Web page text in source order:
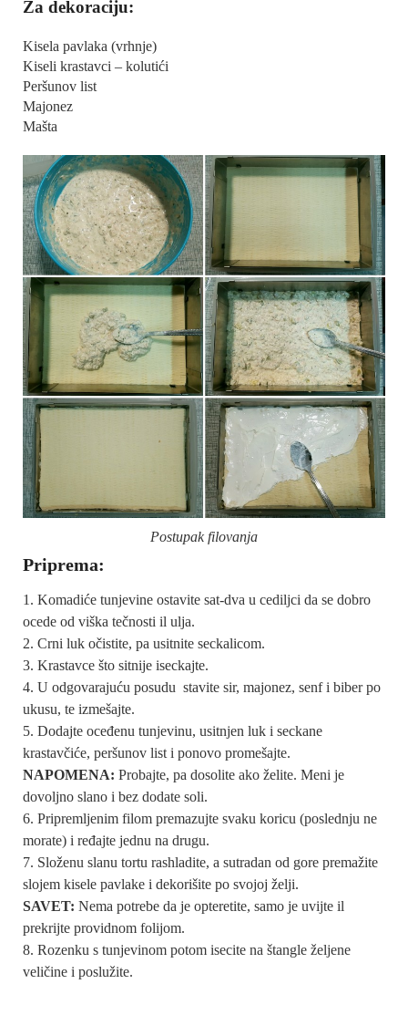
Za dekoraciju:
Kisela pavlaka (vrhnje)
Kiseli krastavci – kolutići
Peršunov list
Majonez
Mašta
Postupak filovanja
Priprema:
Komadiće tunjevine ostavite sat-dva u cediljci da se dobro
ocede od viška tečnosti il ulja.
Crni luk očistite, pa usitnite seckalicom.
Krastavce što sitnije iseckajte.
U odgovarajuću posudu stavite sir, majonez, senf i biber po
ukusu, te izmešajte.
Dodajte oceđenu tunjevinu, usitnjen luk i seckane
krastavčiće, peršunov list i ponovo promešajte.
NAPOMENA: Probajte, pa dosolite ako želite. Meni je
dovoljno slano i bez dodate soli.
Pripremljenim filom premazujte svaku koricu (poslednju ne
morate) i ređajte jednu na drugu.
Složenu slanu tortu rashladite, a sutradan od gore premažite
slojem kisele pavlake i dekorišite po svojoj želji.
SAVET: Nema potrebe da je opteretite, samo je uvijte il
prekrijte providnom folijom.
Rozenku s tunjevinom potom isecite na štangle željene
veličine i poslužite.